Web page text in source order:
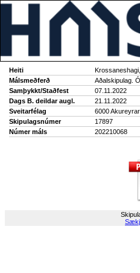
Heiti
Málsmeðferð
Aðalskipulag.
Samþykkt/Staðfest
07.11.2022
Dags B. deildar augl.
21.11.2022
Sveitarfélag
6000
Skipulagsnúmer
17897
Númer máls
202210068